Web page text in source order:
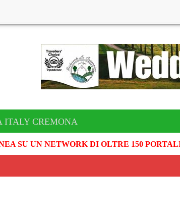
ITALY CREMONA
SU UN NETWORK DI OLTRE 150